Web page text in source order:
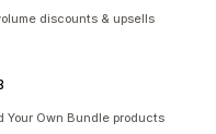
discounts & upsells
Your Own Bundle products